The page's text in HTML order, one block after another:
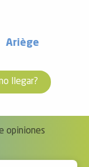
Ariège
llegar?
opiniones